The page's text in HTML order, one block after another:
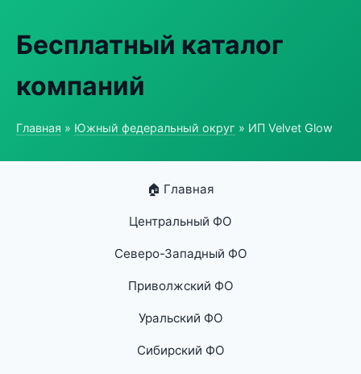
Бесплатный каталог
компаний
Главная » Южный федеральный округ » ИП Velvet Glow
🏠 Главная
Центральный ФО
Северо-Западный ФО
Приволжский ФО
Уральский ФО
Сибирский ФО